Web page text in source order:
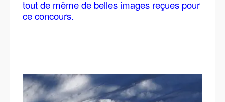
tout de même de belles images reçues pour
ce concours.